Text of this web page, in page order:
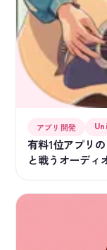
アプリ開発
有料1位アプリ
と戦うオーディ